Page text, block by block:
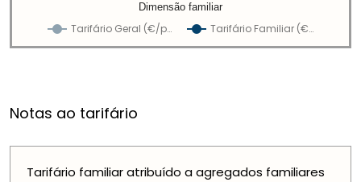
Tarifário Geral (€/p… Tarifário Familiar (€…
Dimensão familiar
Notas ao tarifário
Tarifário familiar atribuído a agregados familiares